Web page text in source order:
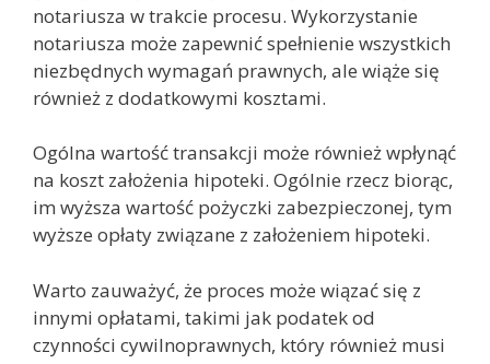
notariusza w trakcie procesu. Wykorzystanie
notariusza może zapewnić spełnienie wszystkich
niezbędnych wymagań prawnych, ale wiąże się
również z dodatkowymi kosztami.
Ogólna wartość transakcji może również wpłynąć
na koszt założenia hipoteki. Ogólnie rzecz biorąc,
im wyższa wartość pożyczki zabezpieczonej, tym
wyższe opłaty związane z założeniem hipoteki.
Warto zauważyć, że proces może wiązać się z
innymi opłatami, takimi jak podatek od
czynności cywilnoprawnych, który również musi